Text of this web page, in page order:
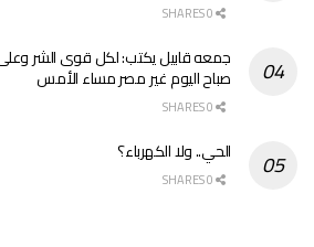
جمعه قابيل يكتب: لكل قوى الشر وعلى
صباح اليوم غير مصر مساء الأمس
الحي.. ولا الكهرباء؟